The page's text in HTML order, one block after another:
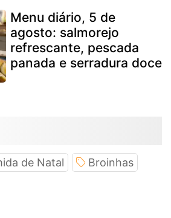
Menu diário, 5 de
agosto: salmorejo
refrescante, pescada
panada e serradura doce
de Natal
Broinhas